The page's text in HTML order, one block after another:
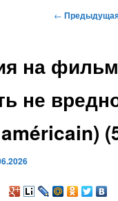
Навигация
←
на фильм
не